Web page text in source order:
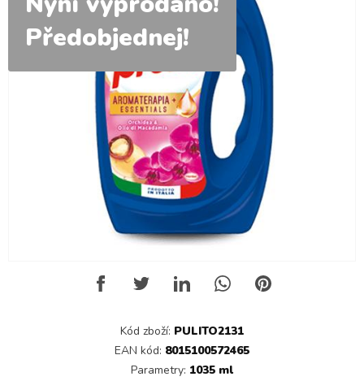
Předobjednej!
Kód zboží: PULITO2131
EAN kód: 8015100572465
Parametry: 1035 ml